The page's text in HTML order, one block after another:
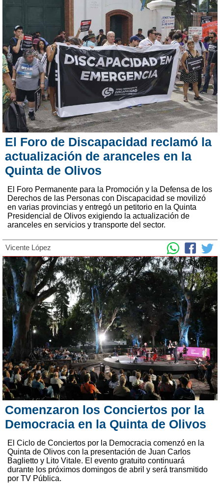
El Foro de Discapacidad reclamó la
actualización de aranceles en la
Quinta de Olivos
El Foro Permanente para la Promoción y la Defensa de los
Derechos de las Personas con Discapacidad se movilizó
en varias provincias y entregó un petitorio en la Quinta
Presidencial de Olivos exigiendo la actualización de
aranceles en servicios y transporte del sector.
Vicente López
Comenzaron los Conciertos por la
Democracia en la Quinta de Olivos
El Ciclo de Conciertos por la Democracia comenzó en la
Quinta de Olivos con la presentación de Juan Carlos
Baglietto y Lito Vitale. El evento gratuito continuará
durante los próximos domingos de abril y será transmitido
por TV Pública.